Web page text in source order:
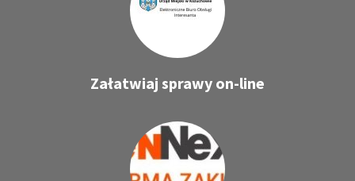
Załatwiaj sprawy on-line